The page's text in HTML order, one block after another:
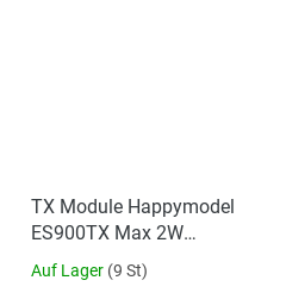
TX Module Happymodel
ES900TX Max 2W
868/915MHz
Auf Lager (9 St)